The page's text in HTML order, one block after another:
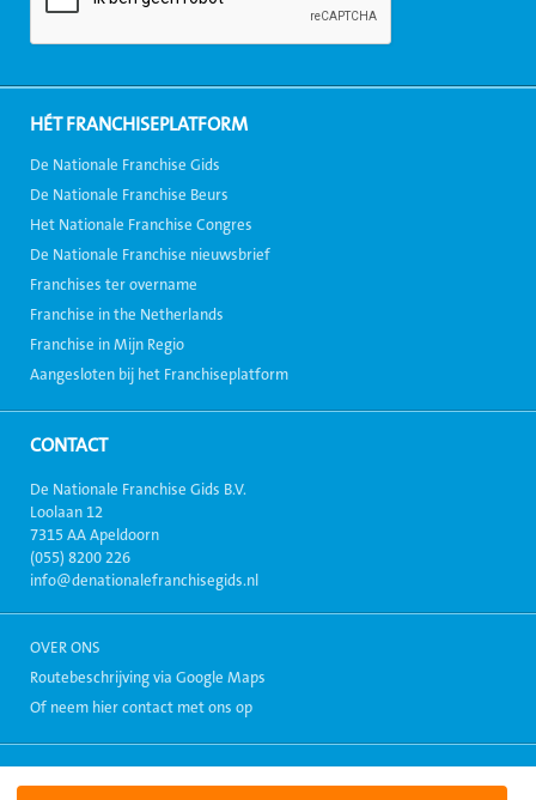
HÉT FRANCHISEPLATFORM
De Nationale Franchise Gids
De Nationale Franchise Beurs
Het Nationale Franchise Congres
De Nationale Franchise nieuwsbrief
Franchises ter overname
Franchise in the Netherlands
Franchise in Mijn Regio
Aangesloten bij het Franchiseplatform
CONTACT
De Nationale Franchise Gids B.V.
Loolaan 12
7315 AA Apeldoorn
(055) 8200 226
info@denationalefranchisegids.nl
OVER ONS
Routebeschrijving via Google Maps
Of neem hier contact met ons op